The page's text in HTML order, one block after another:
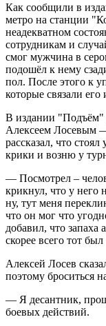
Как сообщили в
метро на станции
неадекватном
сотрудникам и
смог мужчина в
подошёл к нему
пол. После этого к
которые связали
В издании "Подъём"
Алексеем Лосевым
рассказал, что
крики и возню у
— Посмотрел –
крикнул, что у него
ну, тут меня
что он мог что
добавил, что запаха
скорее всего тот
Алексей Лосев
поэтому броситься
— Я десантник,
боевых действий.